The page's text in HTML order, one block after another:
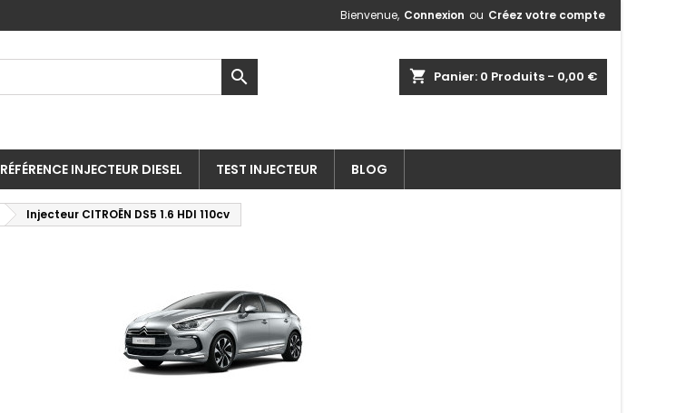
Bienvenue, Connexion ou Créez votre compte
shopping_cart Panier: 0 Produits - 0,00 €

RÉFÉRENCE INJECTEUR DIESEL TEST INJECTEUR BLOG
Injecteur CITROËN DS5 1.6 HDI 110cv